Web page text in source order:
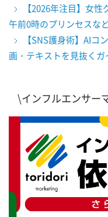
【2026年注目】女
午前0時のプリンセスなど
【SNS護身術】AI
画・テキストを見抜くガ
\インフルエンサー